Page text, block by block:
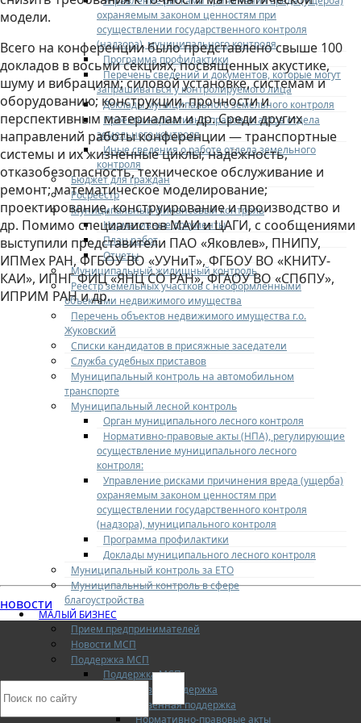
охраняемым законом ценностям при
осуществлении государственного контроля
(надзора), муниципального контроля
Программа профилактики
Перечень сведений и документов, которые могут
запрашиваться у контролируемого лица
Доклады муниципального земельного контроля
Проекты нормативно-правовых актов отдела
земельного контроля
Иные сведения о работе отдела земельного
контроля
Бюджет для граждан
Росреестр
Муниципальный финансовый контроль
Нормативные документы
План работ
Отчеты
Муниципальный жилищный контроль
Реестр земельных участков с неоформленными
объектами недвижимого имущества
Перечень объектов недвижимого имущества г.о.
Жуковский
Списки кандидатов в присяжные заседатели
Служба судебных приставов
Муниципальный контроль на автомобильном
транспорте
Муниципальный лесной контроль
Орган муниципального лесного контроля
Нормативно-правовые акты (НПА), регулирующие
осуществление муниципального лесного
контроля:
Управление рисками причинения вреда (ущерба)
охраняемым законом ценностям при
осуществлении государственного контроля
(надзора), муниципального контроля
Программа профилактики
Доклады муниципального лесного контроля
Муниципальный контроль за ЕТО
Муниципальный контроль в сфере
благоустройства
МАЛЫЙ БИЗНЕС
Прием предпринимателей
Новости МСП
Поддержка МСП
Поддержка МСП
Финансовая поддержка
Имущественная поддержка
Нормативно-правовые акты
модели.
Всего на конференции было представлено свыше 100
докладов в восьми секциях, посвященных акустике,
шуму и вибрациям; силовой установке, системам и
оборудованию; конструкции, прочности и
перспективным материалам и др. Среди других
направлений работы конференции — транспортные
системы и их жизненные циклы; надёжность,
отказобезопасность, техническое обслуживание и
ремонт; математическое моделирование;
проектирование, конструирование и производство и
др. Помимо специалистов МАИ и ЦАГИ, с сообщениями
выступили представители ПАО «Яковлев», ПНИПУ,
ИПМех РАН, ФГБОУ ВО «УУНиТ», ФГБОУ ВО «КНИТУ-
КАИ», ИПНГ ФИЦ «ЯНЦ СО РАН», ФГАОУ ВО «СПбПУ»,
ИПРИМ РАН и др.
новости